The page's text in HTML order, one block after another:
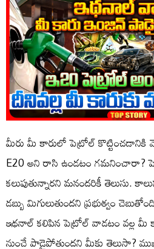
మీరు మీ కారులో పెట్రోల్ కొట్టించడానికి
E20 అని రాసి ఉండటం గమనించారా?
కలుపుతున్నారని మనందరికీ తెలుసు.
డబ్బు మిగులుతుందని ప్రభుత్వం
ఇథనాల్ కలిపిన పెట్రోల్ వాడటం వల్ల మీ
నుంచే పాడైపోతుందని మీకు తెలుసా?